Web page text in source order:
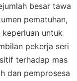
besar tawa
pematuhan,
untuk
pekerja seri
terhadap mas
dan pemprosesa